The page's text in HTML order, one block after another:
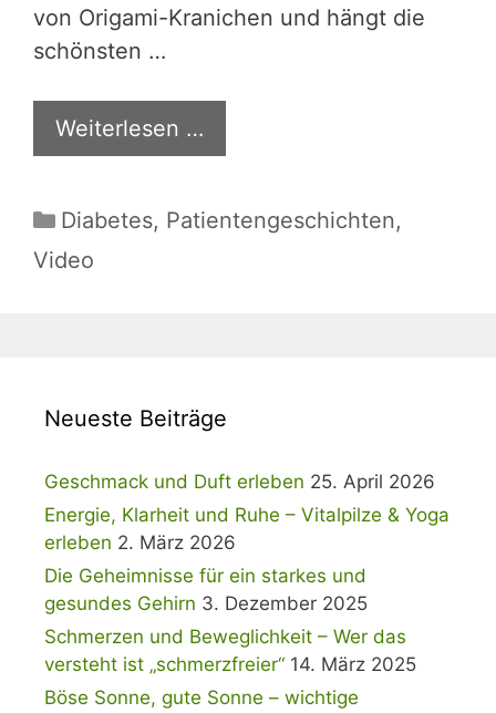
von Origami-Kranichen und hängt die
schönsten …
Weiterlesen …
Kategorien
Diabetes, Patientengeschichten,
Video
Neueste Beiträge
Geschmack und Duft erleben 25. April 2026
Energie, Klarheit und Ruhe – Vitalpilze & Yoga
erleben 2. März 2026
Die Geheimnisse für ein starkes und
gesundes Gehirn 3. Dezember 2025
Schmerzen und Beweglichkeit – Wer das
versteht ist „schmerzfreier“ 14. März 2025
Böse Sonne, gute Sonne – wichtige